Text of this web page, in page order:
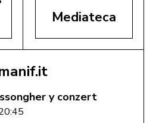
Mediateca
y conzert